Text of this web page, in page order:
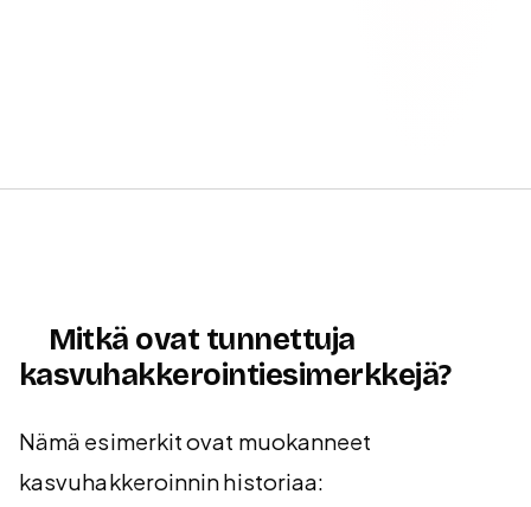
Mitkä ovat tunnettuja
kasvuhakkerointiesimerkkejä?
Nämä esimerkit ovat muokanneet
kasvuhakkeroinnin historiaa: